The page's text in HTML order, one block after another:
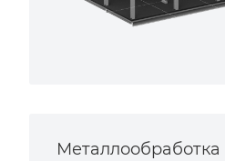
Металлообработка